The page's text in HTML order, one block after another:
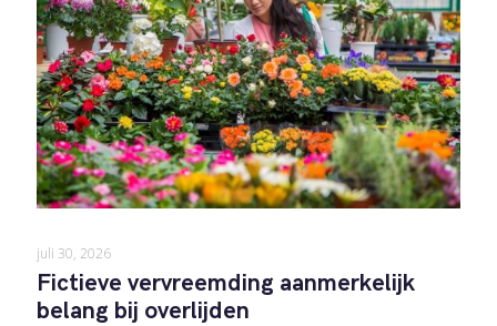
juli 30, 2026
Fictieve vervreemding aanmerkelijk
belang bij overlijden